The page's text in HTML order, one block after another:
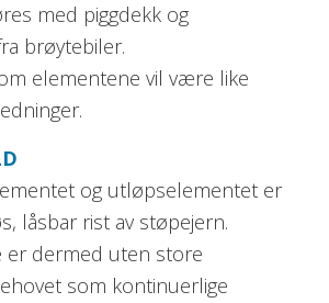
med piggdekk og
brøytebiler.
elementene vil være like
og utløpselementet er
låsbar rist av støpejern.
er dermed uten store
som kontinuerlige